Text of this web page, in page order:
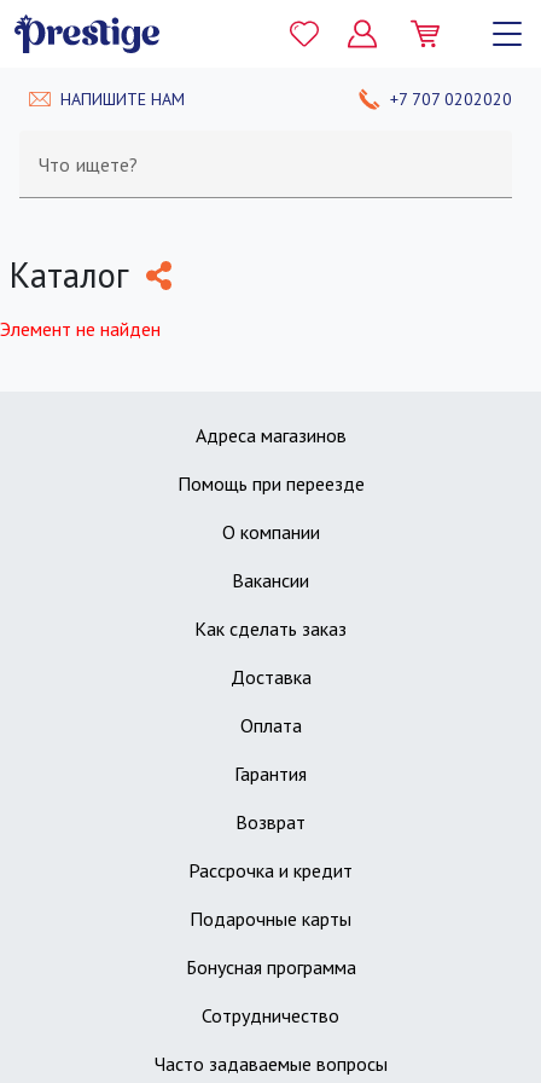
НАПИШИТЕ НАМ +7 707 0202020
Что ищете?
Каталог
Элемент не найден
Адреса магазинов
Помощь при переезде
О компании
Вакансии
Как сделать заказ
Доставка
Оплата
Гарантия
Возврат
Рассрочка и кредит
Подарочные карты
Бонусная программа
Сотрудничество
Часто задаваемые вопросы